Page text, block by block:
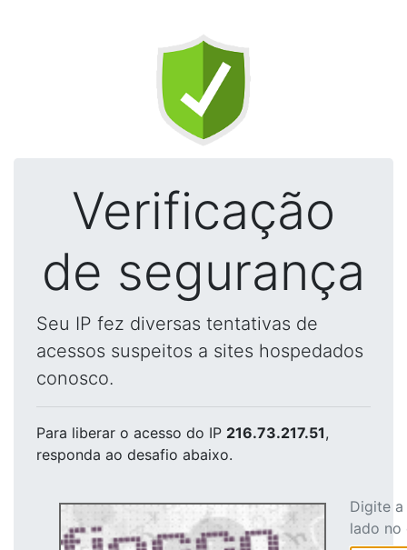
Verificação
de segurança
Seu IP fez diversas tentativas de
acessos suspeitos a sites hospedados
conosco.
Para liberar o acesso do IP 216.73.217.51,
responda ao desafio abaixo.
Digite
lado no